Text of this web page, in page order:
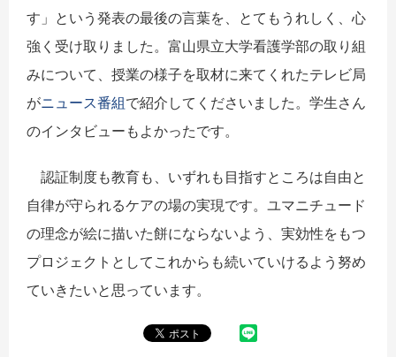
す」という発表の最後の言葉を、とてもうれしく、心
強く受け取りました。富山県立大学看護学部の取り組
みについて、授業の様子を取材に来てくれたテレビ局
がニュース番組で紹介してくださいました。学生さん
のインタビューもよかったです。
認証制度も教育も、いずれも目指すところは自由と
自律が守られるケアの場の実現です。ユマニチュード
の理念が絵に描いた餅にならないよう、実効性をもつ
プロジェクトとしてこれからも続いていけるよう努め
ていきたいと思っています。